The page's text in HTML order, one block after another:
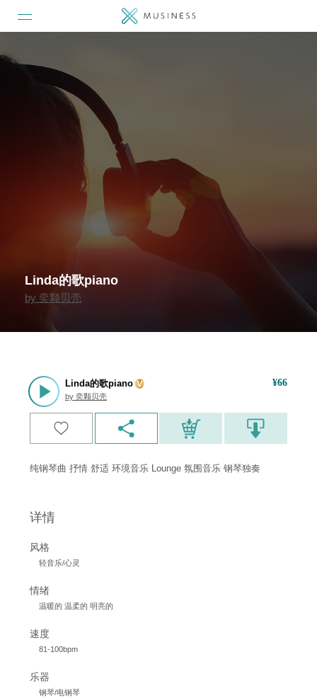
Linda的歌piano
by 奕颗贝壳
Linda的歌piano
by 奕颗贝壳
¥66
纯钢琴曲 抒情 舒适 环境音乐 Lounge 氛围音乐 钢琴独奏
详情
风格
轻音乐/心灵
情绪
温暖的 温柔的 明亮的
速度
81-100bpm
乐器
钢琴/电钢琴